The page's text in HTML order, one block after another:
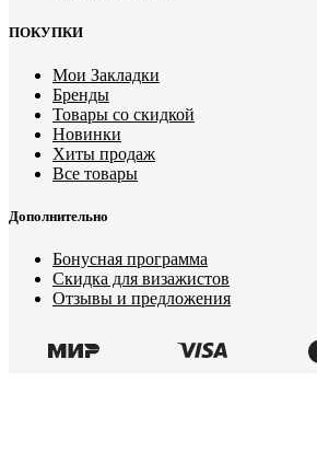
ПОКУПКИ
Мои Закладки
Бренды
Товары со скидкой
Новинки
Хиты продаж
Все товары
Дополнительно
Бонусная программа
Скидка для визажистов
Отзывы и предложения